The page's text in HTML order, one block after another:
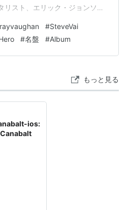
リスト、エリック・ジョンソン
読んでだったと思う。 そのル
ター、歪んでいてもクリーン
うなメロディ。 そう、「美
#SteveVai
#名盤 #Album
もっと見る
ios: